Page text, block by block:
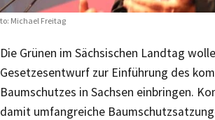
Michael Freitag
Die Grünen im Sächsischen Landtag
Gesetzesentwurf zur Einführung des
Baumschutzes in Sachsen einbringen.
damit umfangreiche